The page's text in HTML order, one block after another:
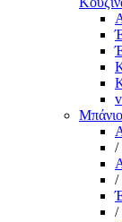
Μπάνιο
/
/
/